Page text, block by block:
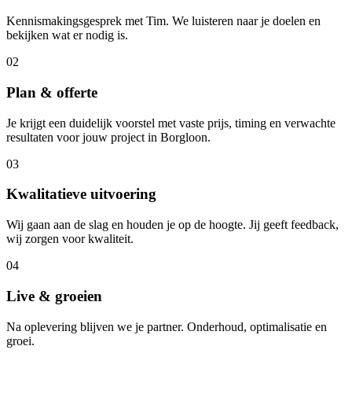
Kennismakingsgesprek met Tim. We luisteren naar je doelen en
bekijken wat er nodig is.
02
Plan & offerte
Je krijgt een duidelijk voorstel met vaste prijs, timing en verwachte
resultaten voor jouw project in Borgloon.
03
Kwalitatieve uitvoering
Wij gaan aan de slag en houden je op de hoogte. Jij geeft feedback,
wij zorgen voor kwaliteit.
04
Live & groeien
Na oplevering blijven we je partner. Onderhoud, optimalisatie en
groei.